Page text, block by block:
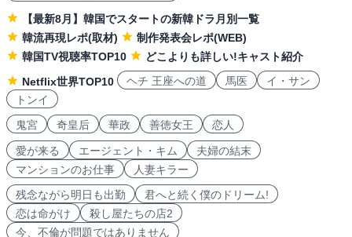
【最新8月】韓国でスタートの新韓ドラ月別一覧
韓流再現レポ(取材)
制作発表会レポ(WEB)
韓国TV視聴率TOP10
どこよりも詳しい!キャスト紹介
Netflix世界TOP10
ヘチ 王座への道 馬医
イ・サン
トンイ
鬼宮
奇皇后 華政 善徳女王 恋人
愛が来る エージェント・キム
夫婦の結末
マンションのお仕事
人妻キラー
残念ながら明日も出勤
君へと続く僕のドリーム!
恋は命がけ
殺し屋たちの店2
今、不倫が問題ではありません